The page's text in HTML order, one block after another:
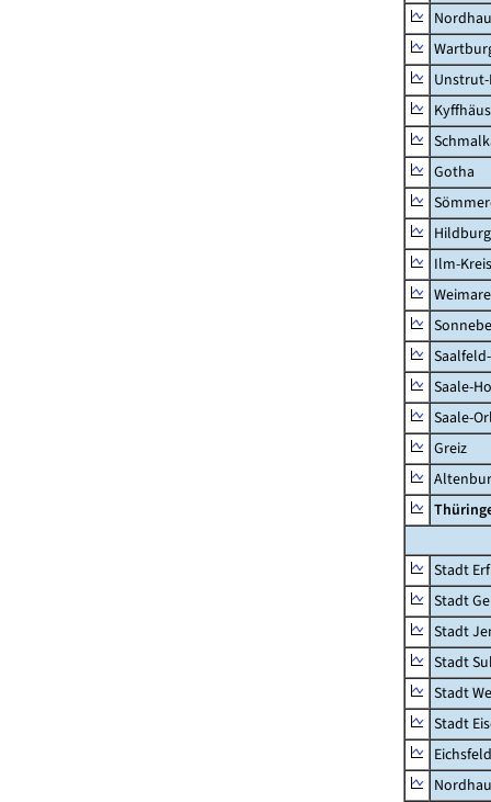
Gotha
Ilm-Kreis
Saale-
Saale-
Greiz
Stadt
Stadt
Stadt
Stadt
Stadt
Stadt
Eichsfeld